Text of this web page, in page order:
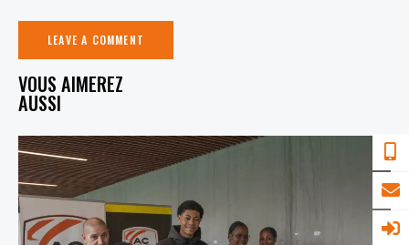
YOU MAY ALSO LIKE